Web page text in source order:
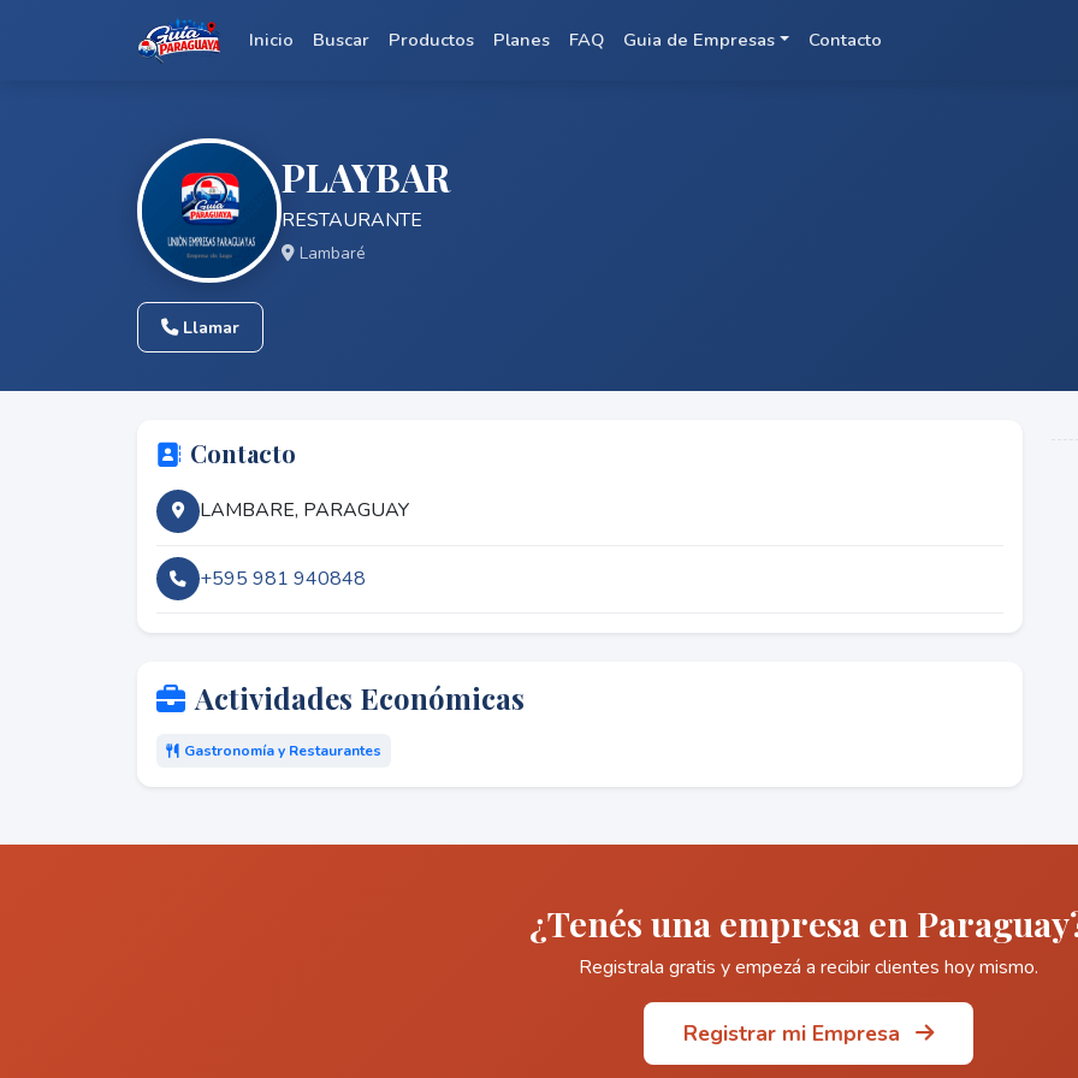
Inicio Buscar Productos Planes FAQ Guia de Empresas Contacto
PLAYBAR
RESTAURANTE
Lambaré
Llamar
Contacto
LAMBARE, PARAGUAY
+595 981 940848
Actividades Económicas
Gastronomía y Restaurantes
¿Tenés una empresa en
Registrala gratis y empezá a recibir clientes hoy mismo.
Registrar mi Empresa